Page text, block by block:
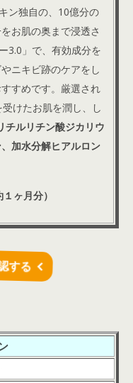
ン独自の、10億分の
お肌の奥まで浸透さ
3.0」で、有効成分を
ニキビ跡のケアをし
すめです。厳選され
けたお肌を潤し、し
チルリチン酸ジカリウ
加水分解ヒアルロン
ヶ月分）
する